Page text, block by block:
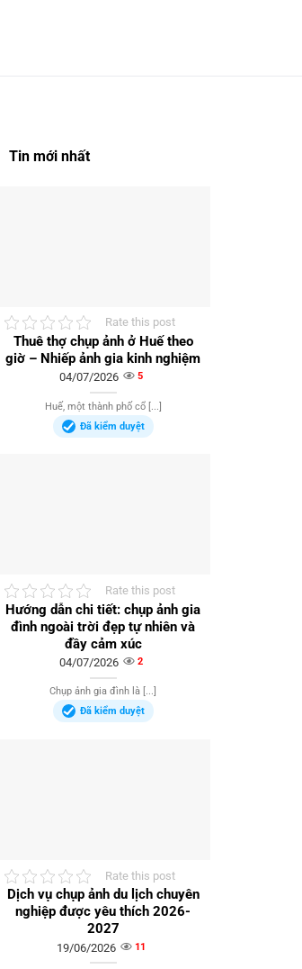
Tin mới nhất
Rate this post
Thuê thợ chụp ảnh ở Huế theo
giờ – Nhiếp ảnh gia kinh nghiệm
04/07/2026 5
Huế, một thành phố cổ [...]
Đã kiểm duyệt
Rate this post
Hướng dẫn chi tiết: chụp ảnh gia
đình ngoài trời đẹp tự nhiên và
đầy cảm xúc
04/07/2026 2
Chụp ảnh gia đình là [...]
Đã kiểm duyệt
Rate this post
Dịch vụ chụp ảnh du lịch chuyên
nghiệp được yêu thích 2026-
2027
19/06/2026 11